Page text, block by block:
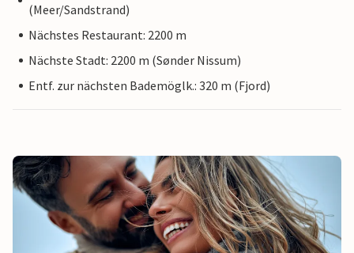
(Meer/Sandstrand)
Nächstes Restaurant: 2200 m
Nächste Stadt: 2200 m (Sønder Nissum)
Entf. zur nächsten Bademöglk.: 320 m (Fjord)